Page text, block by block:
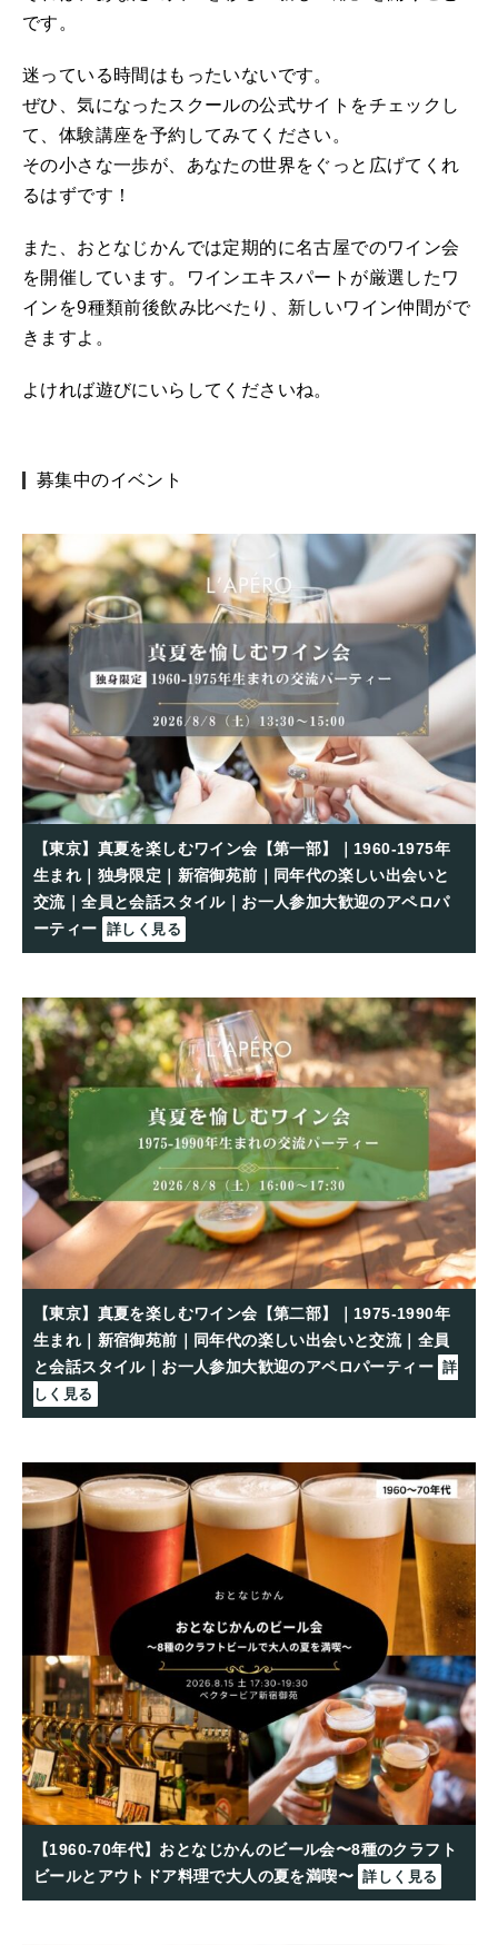
です。
迷っている時間はもったいないです。
ぜひ、気になったスクールの公式サイトをチェックし
て、体験講座を予約してみてください。
その小さな一歩が、あなたの世界をぐっと広げてくれ
るはずです！
また、おとなじかんでは定期的に名古屋でのワイン会
を開催しています。ワインエキスパートが厳選したワ
インを9種類前後飲み比べたり、新しいワイン仲間がで
きますよ。
よければ遊びにいらしてくださいね。
募集中のイベント
【東京】真夏を楽しむワイン会【第一部】｜1960-1975年
生まれ｜独身限定｜新宿御苑前｜同年代の楽しい出会いと
交流｜全員と会話スタイル｜お一人参加大歓迎のアペロパ
ーティー 詳しく見る
【東京】真夏を楽しむワイン会【第二部】｜1975-1990年
生まれ｜新宿御苑前｜同年代の楽しい出会いと交流｜全員
と会話スタイル｜お一人参加大歓迎のアペロパーティー 詳
しく見る
【1960-70年代】おとなじかんのビール会〜8種のクラフト
ビールとアウトドア料理で大人の夏を満喫〜 詳しく見る